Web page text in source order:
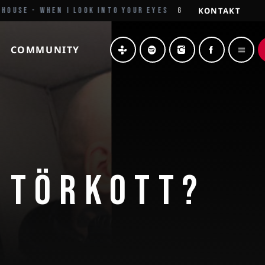
- WHEN I LOOK INTO YOUR EYES GRÜSSE AUS DEM
KONTAKT
COMMUNITY menu